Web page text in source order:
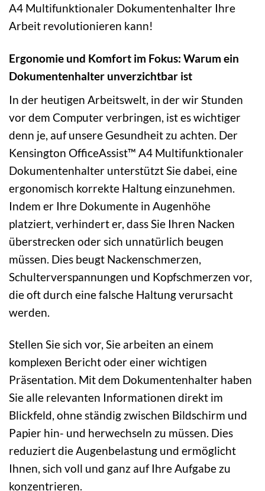
A4 Multifunktionaler Dokumentenhalter Ihre
Arbeit revolutionieren kann!
Ergonomie und Komfort im Fokus: Warum ein
Dokumentenhalter unverzichtbar ist
In der heutigen Arbeitswelt, in der wir Stunden
vor dem Computer verbringen, ist es wichtiger
denn je, auf unsere Gesundheit zu achten. Der
Kensington OfficeAssist™ A4 Multifunktionaler
Dokumentenhalter unterstützt Sie dabei, eine
ergonomisch korrekte Haltung einzunehmen.
Indem er Ihre Dokumente in Augenhöhe
platziert, verhindert er, dass Sie Ihren Nacken
überstrecken oder sich unnatürlich beugen
müssen. Dies beugt Nackenschmerzen,
Schulterverspannungen und Kopfschmerzen vor,
die oft durch eine falsche Haltung verursacht
werden.
Stellen Sie sich vor, Sie arbeiten an einem
komplexen Bericht oder einer wichtigen
Präsentation. Mit dem Dokumentenhalter haben
Sie alle relevanten Informationen direkt im
Blickfeld, ohne ständig zwischen Bildschirm und
Papier hin- und herwechseln zu müssen. Dies
reduziert die Augenbelastung und ermöglicht
Ihnen, sich voll und ganz auf Ihre Aufgabe zu
konzentrieren.